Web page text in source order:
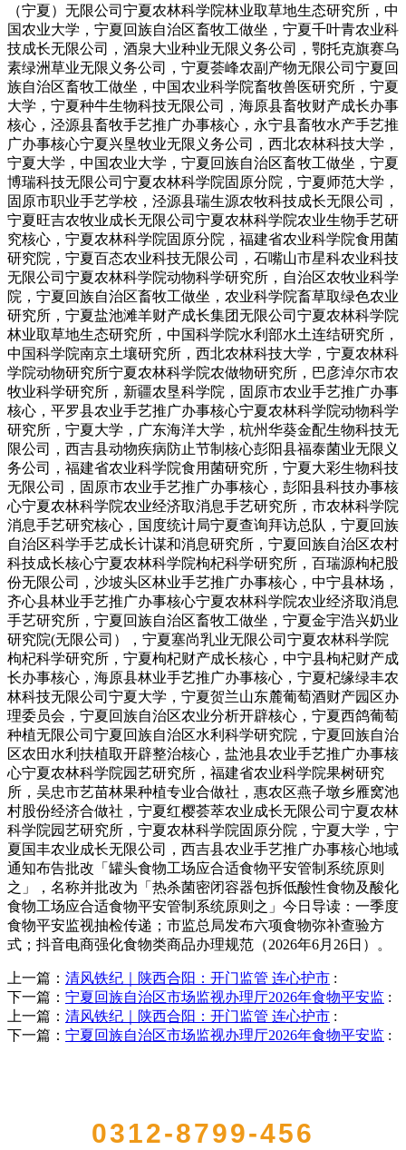
（宁夏）无限公司宁夏农林科学院林业取草地生态研究所，中
国农业大学，宁夏回族自治区畜牧工做坐，宁夏千叶青农业科
技成长无限公司，酒泉大业种业无限义务公司，鄂托克旗赛乌
素绿洲草业无限义务公司，宁夏荟峰农副产物无限公司宁夏回
族自治区畜牧工做坐，中国农业科学院畜牧兽医研究所，宁夏
大学，宁夏种牛生物科技无限公司，海原县畜牧财产成长办事
核心，泾源县畜牧手艺推广办事核心，永宁县畜牧水产手艺推
广办事核心宁夏兴垦牧业无限义务公司，西北农林科技大学，
宁夏大学，中国农业大学，宁夏回族自治区畜牧工做坐，宁夏
博瑞科技无限公司宁夏农林科学院固原分院，宁夏师范大学，
固原市职业手艺学校，泾源县瑞生源农牧科技成长无限公司，
宁夏旺吉农牧业成长无限公司宁夏农林科学院农业生物手艺研
究核心，宁夏农林科学院固原分院，福建省农业科学院食用菌
研究院，宁夏百态农业科技无限公司，石嘴山市星科农业科技
无限公司宁夏农林科学院动物科学研究所，自治区农牧业科学
院，宁夏回族自治区畜牧工做坐，农业科学院畜草取绿色农业
研究所，宁夏盐池滩羊财产成长集团无限公司宁夏农林科学院
林业取草地生态研究所，中国科学院水利部水土连结研究所，
中国科学院南京土壤研究所，西北农林科技大学，宁夏农林科
学院动物研究所宁夏农林科学院农做物研究所，巴彦淖尔市农
牧业科学研究所，新疆农垦科学院，固原市农业手艺推广办事
核心，平罗县农业手艺推广办事核心宁夏农林科学院动物科学
研究所，宁夏大学，广东海洋大学，杭州华葵金配生物科技无
限公司，西吉县动物疾病防止节制核心彭阳县福泰菌业无限义
务公司，福建省农业科学院食用菌研究所，宁夏大彩生物科技
无限公司，固原市农业手艺推广办事核心，彭阳县科技办事核
心宁夏农林科学院农业经济取消息手艺研究所，市农林科学院
消息手艺研究核心，国度统计局宁夏查询拜访总队，宁夏回族
自治区科学手艺成长计谋和消息研究所，宁夏回族自治区农村
科技成长核心宁夏农林科学院枸杞科学研究所，百瑞源枸杞股
份无限公司，沙坡头区林业手艺推广办事核心，中宁县林场，
齐心县林业手艺推广办事核心宁夏农林科学院农业经济取消息
手艺研究所，宁夏回族自治区畜牧工做坐，宁夏金宇浩兴奶业
研究院(无限公司），宁夏塞尚乳业无限公司宁夏农林科学院
枸杞科学研究所，宁夏枸杞财产成长核心，中宁县枸杞财产成
长办事核心，海原县林业手艺推广办事核心，宁夏杞缘绿丰农
林科技无限公司宁夏大学，宁夏贺兰山东麓葡萄酒财产园区办
理委员会，宁夏回族自治区农业分析开辟核心，宁夏西鸽葡萄
种植无限公司宁夏回族自治区水利科学研究院，宁夏回族自治
区农田水利扶植取开辟整治核心，盐池县农业手艺推广办事核
心宁夏农林科学院园艺研究所，福建省农业科学院果树研究
所，吴忠市艺苗林果种植专业合做社，惠农区燕子墩乡雁窝池
村股份经济合做社，宁夏红樱荟萃农业成长无限公司宁夏农林
科学院园艺研究所，宁夏农林科学院固原分院，宁夏大学，宁
夏国丰农业成长无限公司，西吉县农业手艺推广办事核心地域
通知布告批改「罐头食物工场应合适食物平安管制系统原则
之」，名称并批改为「热杀菌密闭容器包拆低酸性食物及酸化
食物工场应合适食物平安管制系统原则之」今日导读：一季度
食物平安监视抽检传递；市监总局发布六项食物弥补查验方
式；抖音电商强化食物类商品办理规范（2026年6月26日）。
上一篇： 清风铁纪｜陕西合阳：开门监管 连心护市 :
下一篇： 宁夏回族自治区市场监视办理厅2026年食物平安监 :
上一篇： 清风铁纪｜陕西合阳：开门监管 连心护市 :
下一篇： 宁夏回族自治区市场监视办理厅2026年食物平安监 :
0312-8799-456